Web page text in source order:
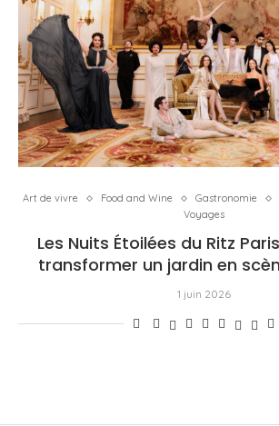
Art de vivre Food and Wine Gastronomie
Voyages
Les Nuits Étoilées du Ritz
transformer un jardin en
1 juin 2026